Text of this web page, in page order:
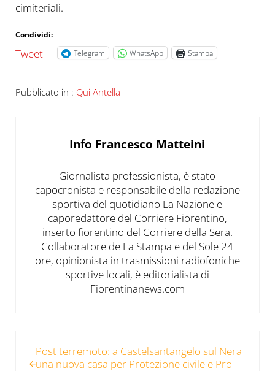
cimiteriali.
Condividi:
Tweet Telegram WhatsApp Stampa
Pubblicato in : Qui Antella
Info Francesco Matteini
Giornalista professionista, è stato
capocronista e responsabile della redazione
sportiva del quotidiano La Nazione e
caporedattore del Corriere Fiorentino,
inserto fiorentino del Corriere della Sera.
Collaboratore de La Stampa e del Sole 24
ore, opinionista in trasmissioni radiofoniche
sportive locali, è editorialista di
Fiorentinanews.com
Post terremoto: a Castelsantangelo sul Nera
una nuova casa per Protezione civile e Pro